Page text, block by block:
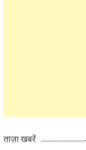
ताज़ा खबरें